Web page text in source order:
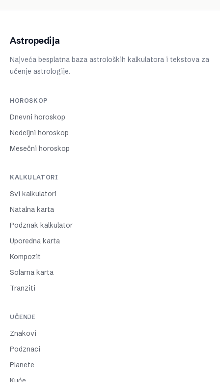
Astropedija
Najveća besplatna baza astroloških kalkulatora i tekstova za
učenje astrologije.
HOROSKOP
Dnevni horoskop
Nedeljni horoskop
Mesečni horoskop
KALKULATORI
Svi kalkulatori
Natalna karta
Podznak kalkulator
Uporedna karta
Kompozit
Solarna karta
Tranziti
UČENJE
Znakovi
Podznaci
Planete